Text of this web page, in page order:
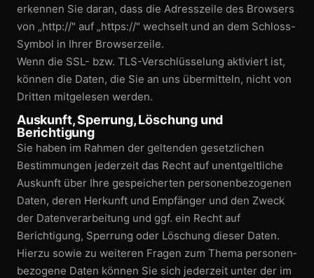
erkennen Sie daran, dass die Adresszeile des Browsers
von „http://" auf „https://" wechselt und an dem Schloss-
Symbol in Ihrer Browserzeile.
Wenn die SSL- bzw. TLS-Verschlüsselung aktiviert ist,
können die Daten, die Sie an uns übermitteln, nicht von
Dritten mitgelesen werden.
Auskunft, Sperrung, Löschung und
Berichtigung
Sie haben im Rahmen der geltenden gesetzlichen
Bestimmungen jederzeit das Recht auf unentgeltliche
Auskunft über Ihre gespeicherten personen­bezogenen
Daten, deren Herkunft und Empfänger und den Zweck
der Datenverarbeitung und ggf. ein Recht auf
Berichtigung, Sperrung oder Löschung dieser Daten.
Hierzu sowie zu weiteren Fragen zum Thema personen­
bezogene Daten können Sie sich jederzeit unter der im